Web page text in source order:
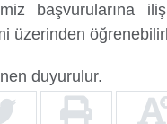
başvurularına
üzerinden
duyurulur.